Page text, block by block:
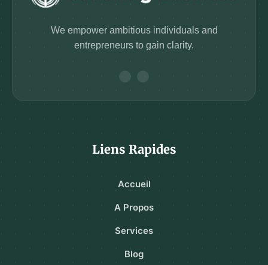
We empower ambitious individuals and
entrepreneurs to gain clarity.
Liens Rapides
Accueil
A Propos
Services
Blog